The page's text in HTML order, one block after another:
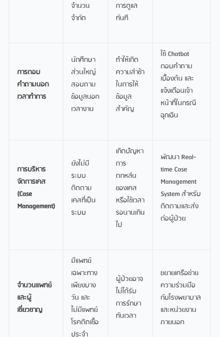
จำนวน
จำกัด
การดูแล
ทันที
การตอบ
คำถามนอก
เวลาทำการ
นักศึกษา
ส่วนใหญ่
สอบถาม
ข้อมูลนอก
เวลางาน
ทำให้เกิด
ความล่าช้า
ในการให้
ข้อมูล
สำคัญ
ใช้ Chatbot
ตอบคำถาม
เบื้องต้น และ
แจ้งเตือนเจ้า
หน้าที่ในกรณี
ฉุกเฉิน
การบริหาร
จัดการเคส
(Case
Management)
ยังไม่มี
ระบบ
ติดตาม
เคสที่เป็น
ระบบ
เกิดปัญหา
การ
ตกหล่น
ของเคส
หรือใช้เวลา
รอนานเกิน
ไป
พัฒนา Real-
time Case
Management
System สำหรับ
ติดตามและส่ง
ต่อผู้ป่วย
จำนวนแพทย์
และผู้
เชี่ยวชาญ
มีแพทย์
เฉพาะทาง
เพียงบาง
วัน และ
ไม่มีแพทย์
โรคติดเชื้อ
ประจำ
ผู้ป่วยอาจ
ไม่ได้รับ
การรักษา
ทันเวลา
ขยายเครือข่าย
ความร่วมมือ
กับโรงพยาบาล
และหน่วยงาน
ภายนอก